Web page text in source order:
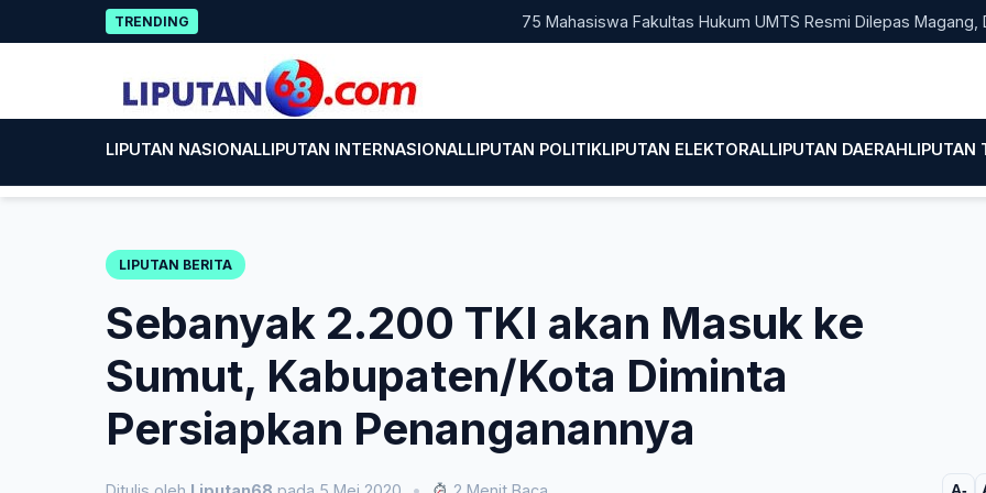
to
TRENDING 75 Mahasiswa Fakultas Hukum UMTS Resmi Dilepas Magang,
LIPUTAN NASIONALLIPUTAN INTERNASIONALLIPUTAN POLITIKLIPUTAN ELEKTORALLIPUTAN DAERAHLIPUTAN
LIPUTAN BERITA
Sebanyak 2.200 TKI akan Masuk ke
Sumut, Kabupaten/Kota Diminta
Persiapkan Penanganannya